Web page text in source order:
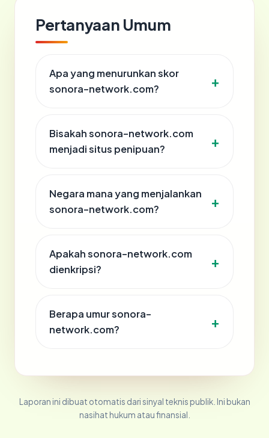
Pertanyaan Umum
Apa yang menurunkan skor
sonora-network.com?
Bisakah sonora-network.com
menjadi situs penipuan?
Negara mana yang menjalankan
sonora-network.com?
Apakah sonora-network.com
dienkripsi?
Berapa umur sonora-
network.com?
Laporan ini dibuat otomatis dari sinyal teknis publik. Ini bukan
nasihat hukum atau finansial.